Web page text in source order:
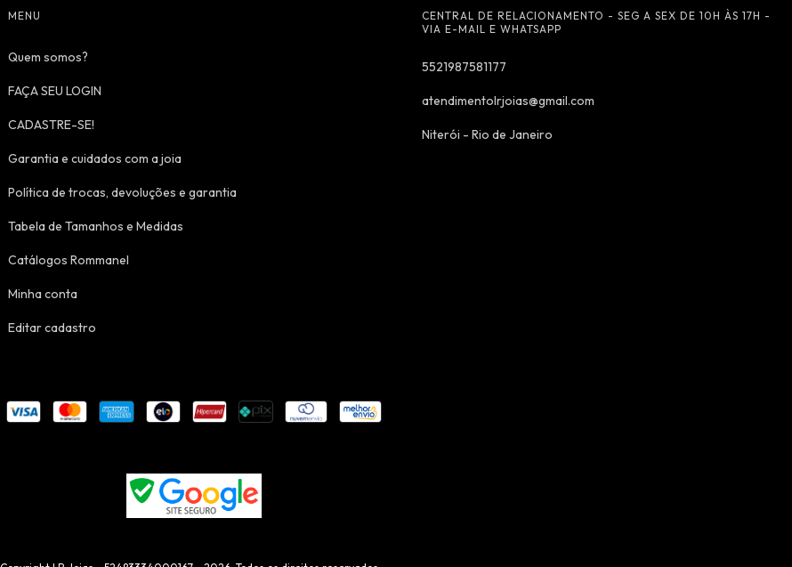
MENU
Quem somos?
FAÇA SEU LOGIN
CADASTRE-SE!
Garantia e cuidados com a joia
Política de trocas, devoluções e garantia
Tabela de Tamanhos e Medidas
Catálogos Rommanel
Minha conta
Editar cadastro
CENTRAL DE RELACIONAMENTO - SEG A SEX DE 10H ÀS 17H -
VIA E-MAIL E WHATSAPP
5521987581177
atendimentolrjoias@gmail.com
Niterói - Rio de Janeiro